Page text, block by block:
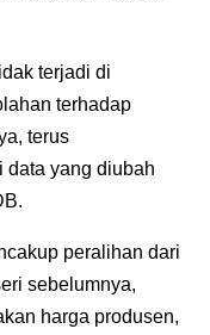
terjadi di
terhadap
terus
data yang diubah
peralihan dari
sebelumnya,
harga produsen,